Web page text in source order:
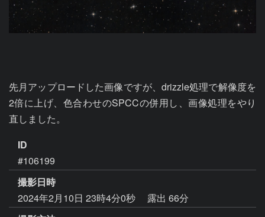
先月アップロードした画像ですが、drizzle処理で解像度を
2倍に上げ、色合わせのSPCCの併用し、画像処理をやり
直しました。
ID
#106199
撮影日時
2024年2月10日 23時4分0秒
露出 66分